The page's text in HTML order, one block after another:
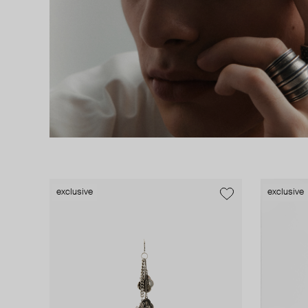
exclusive exclusive
exclusive exclusive